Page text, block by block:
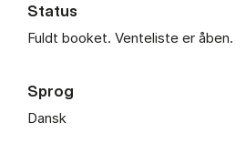
Status
Fuldt booket. Venteliste er åben.
Sprog
Dansk